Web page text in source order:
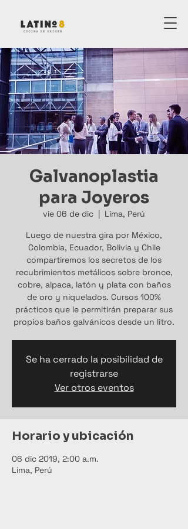
Galvanoplastia
para Joyeros
vie 06 de dic
  |
Lima, Perú
Luego de nuestra gira por México,
Colombia, Ecuador, Bolivia y Chile
compartiremos los secretos de los
recubrimientos metálicos sobre bronce,
cobre, alpaca, latón y plata con baños
de oro y niquelados. Cursos 100%
prácticos que le permitirán preparar sus
propios baños galvánicos desde un litro.
Se ha cerrado la posibilidad de
registrarse
Ver otros eventos
Horario y ubicación
06 dic 2019, 2:00 a.m.
Lima, Perú